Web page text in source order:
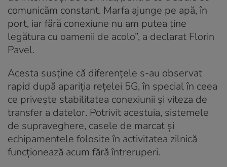
comunicăm constant. Marfa ajunge pe apă, în
port, iar fără conexiune nu am putea ține
legătura cu oamenii de acolo”, a declarat Florin
Pavel.
Acesta susține că diferențele s-au observat
rapid după apariția rețelei 5G, în special în ceea
ce privește stabilitatea conexiunii și viteza de
transfer a datelor. Potrivit acestuia, sistemele
de supraveghere, casele de marcat și
echipamentele folosite în activitatea zilnică
funcționează acum fără întreruperi.